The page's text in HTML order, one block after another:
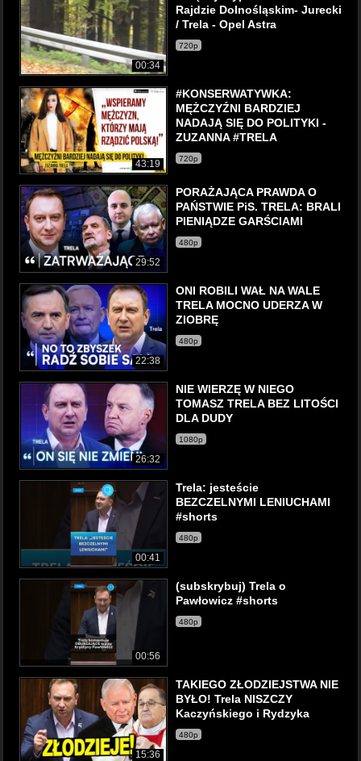
00:34
Rajdzie Dolnośląskim- Jurecki
/ Trela - Opel Astra
720p
43:19
#KONSERWATYWKA:
MĘŻCZYŹNI BARDZIEJ
NADAJĄ SIĘ DO POLITYKI -
ZUZANNA #TRELA
720p
29:52
PORAŻAJĄCA PRAWDA O
PAŃSTWIE PiS. TRELA: BRALI
PIENIĄDZE GARŚCIAMI
480p
22:38
ONI ROBILI WAŁ NA WALE
TRELA MOCNO UDERZA W
ZIOBRĘ
480p
26:32
NIE WIERZĘ W NIEGO
TOMASZ TRELA BEZ LITOŚCI
DLA DUDY
1080p
00:41
Trela: jesteście
BEZCZELNYMI LENIUCHAMI
#shorts
480p
00:56
(subskrybuj) Trela o
Pawłowicz #shorts
480p
15:36
TAKIEGO ZŁODZIEJSTWA NIE
BYŁO! Trela NISZCZY
Kaczyńskiego i Rydzyka
480p